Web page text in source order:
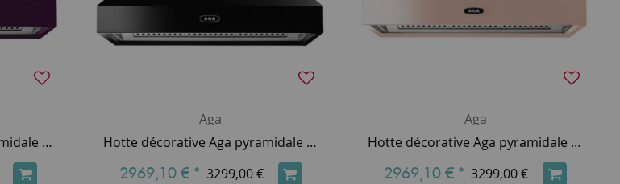
Hotte décorative Aga pyramidale 90cm 800m3/h (puissance max.) Aubergine AGA-HOOD-890 PH-AUB
Aga
Hotte décorative Aga pyramidale 90cm 800m3/h (puissance max.) Noir AGA-HOOD-890 PH-BLK
2969,10 € * 3299,00 €
Aga
Hotte décorative Aga pyramidale 90cm 800m3/h (puissance max.) Blush AGAHOOD890PHBHS
2969,10 € * 3299,00 €